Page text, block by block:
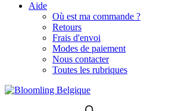
Aide
Où est ma commande ?
Retours
Frais d'envoi
Modes de paiement
Nous contacter
Toutes les rubriques